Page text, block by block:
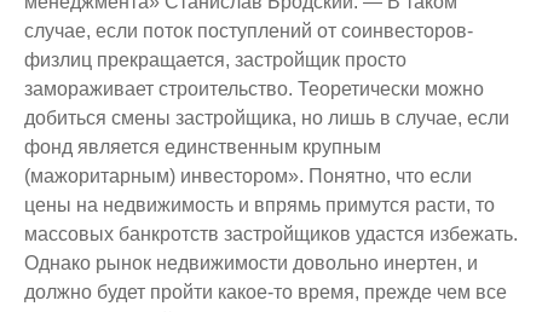
случае, если поток поступлений от соинвесторов-
физлиц прекращается, застройщик просто
замораживает строительство. Теоретически можно
добиться смены застройщика, но лишь в случае, если
фонд является единственным крупным
(мажоритарным) инвестором». Понятно, что если
цены на недвижимость и впрямь примутся расти, то
массовых банкротств застройщиков удастся избежать.
Однако рынок недвижимости довольно инертен, и
должно будет пройти какое-то время, прежде чем все